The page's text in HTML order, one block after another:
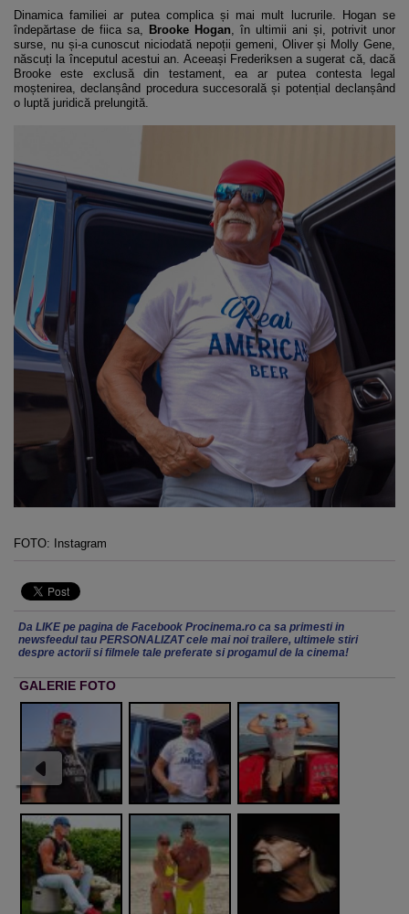
Dinamica familiei ar putea complica și mai mult lucrurile. Hogan se
îndepărtase de fiica sa, Brooke Hogan, în ultimii ani și, potrivit unor
surse, nu și-a cunoscut niciodată nepoții gemeni, Oliver și Molly Gene,
născuți la începutul acestui an. Aceeași Frederiksen a sugerat că, dacă
Brooke este exclusă din testament, ea ar putea contesta legal
moștenirea, declanșând procedura succesorală și potențial declanșând
o luptă juridică prelungită.
FOTO: Instagram
Da LIKE pe pagina de Facebook Procinema.ro ca sa primesti in
newsfeedul tau PERSONALIZAT cele mai noi trailere, ultimele stiri
despre actorii si filmele tale preferate si progamul de la cinema!
GALERIE FOTO